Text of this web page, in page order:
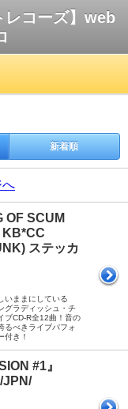
レコーズ】web
新着順
へ
OF SCUM
ステッカ
いままにしている
グラディッシュ・チ
ブCD-R全12曲！音の
るべきライブパフォ
付き！
#1』
JPN/